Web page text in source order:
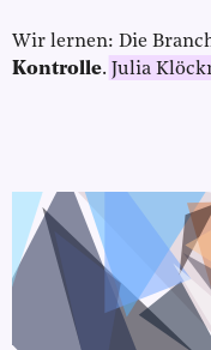
Wir lernen: Die
Kontrolle. Julia